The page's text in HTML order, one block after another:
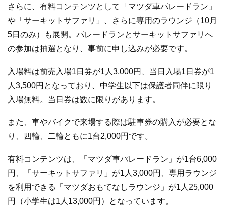
さらに、有料コンテンツとして「マツダ車パレードラン」
や「サーキットサファリ」、さらに専用のラウンジ（10月
5日のみ）も展開。パレードランとサーキットサファリへ
の参加は抽選となり、事前に申し込みが必要です。
入場料は前売入場1日券が1人3,000円、当日入場1日券が1
人3,500円となっており、中学生以下は保護者同伴に限り
入場無料。当日券は数に限りがあります。
また、車やバイクで来場する際は駐車券の購入が必要とな
り、四輪、二輪ともに1台2,000円です。
有料コンテンツは、「マツダ車パレードラン」が1台6,000
円、「サーキットサファリ」が1人3,000円、専用ラウンジ
を利用できる「マツダおもてなしラウンジ」が1人25,000
円（小学生は1人13,000円）となっています。